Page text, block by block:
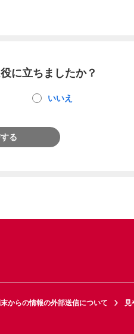
に立ちましたか？
いいえ
る
からの情報の外部送信について
見